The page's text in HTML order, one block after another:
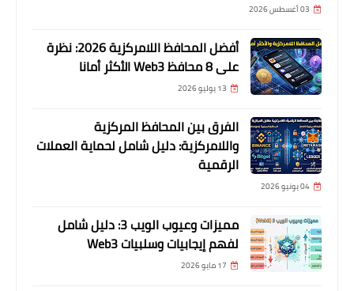
03 أغسطس 2026
أفضل المحافظ اللامركزية 2026: نظرة
على 8 محافظ Web3 الأكثر أمانا
13 يوليو 2026
الفرق بين المحافظ المركزية
واللامركزية: دليل شامل لحماية العملات
الرقمية
04 يونيو 2026
مميزات وعيوب الويب 3: دليل شامل
لفهم إيجابيات وسلبيات Web3
17 مايو 2026